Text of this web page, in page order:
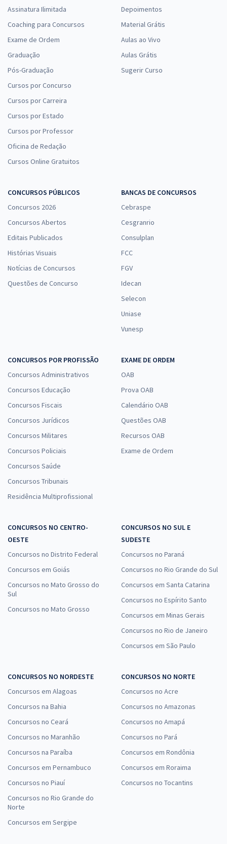
Assinatura Ilimitada
Coaching para Concursos
Exame de Ordem
Graduação
Pós-Graduação
Cursos por Concurso
Cursos por Carreira
Cursos por Estado
Cursos por Professor
Oficina de Redação
Cursos Online Gratuitos
Depoimentos
Material Grátis
Aulas ao Vivo
Aulas Grátis
Sugerir Curso
CONCURSOS PÚBLICOS
Concursos 2026
Concursos Abertos
Editais Publicados
Histórias Visuais
Notícias de Concursos
Questões de Concurso
BANCAS DE CONCURSOS
Cebraspe
Cesgranrio
Consulplan
FCC
FGV
Idecan
Selecon
Uniase
Vunesp
CONCURSOS POR PROFISSÃO
Concursos Administrativos
Concursos Educação
Concursos Fiscais
Concursos Jurídicos
Concursos Militares
Concursos Policiais
Concursos Saúde
Concursos Tribunais
Residência Multiprofissional
EXAME DE ORDEM
OAB
Prova OAB
Calendário OAB
Questões OAB
Recursos OAB
Exame de Ordem
CONCURSOS NO CENTRO-
OESTE
Concursos no Distrito Federal
Concursos em Goiás
Concursos no Mato Grosso do
Sul
Concursos no Mato Grosso
CONCURSOS NO SUL E
SUDESTE
Concursos no Paraná
Concursos no Rio Grande do Sul
Concursos em Santa Catarina
Concursos no Espírito Santo
Concursos em Minas Gerais
Concursos no Rio de Janeiro
Concursos em São Paulo
CONCURSOS NO NORDESTE
Concursos em Alagoas
Concursos na Bahia
Concursos no Ceará
Concursos no Maranhão
Concursos na Paraíba
Concursos em Pernambuco
Concursos no Piauí
Concursos no Rio Grande do
Norte
Concursos em Sergipe
CONCURSOS NO NORTE
Concursos no Acre
Concursos no Amazonas
Concursos no Amapá
Concursos no Pará
Concursos em Rondônia
Concursos em Roraima
Concursos no Tocantins